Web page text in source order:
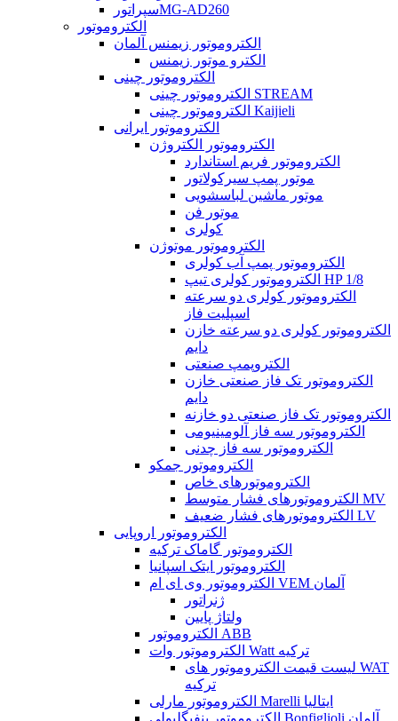
سپراتورMG-AD260
الکتروموتور
الکتروموتور زیمنس آلمان
الکترو موتور زیمنس
الکتروموتور چینی
الکتروموتور چینی STREAM
الکتروموتور چینی Kaijieli
الکتروموتور ایرانی
الکتروموتور الکتروژن
الکتروموتور فریم استاندارد
موتور پمپ سیرکولاتور
موتور ماشین لباسشویی
موتور فن
کولری
الکتروموتور موتوژن
الکتروموتور پمپ آب کولری
الکتروموتور کولری تیپ HP 1/8
الکتروموتور کولری دو سرعته
اسپلیت فاز
الکتروموتور کولری دو سرعته خازن
دایم
الکتروپمپ صنعتی
الکتروموتور تک فاز صنعتی خازن
دایم
الکتروموتور تک فاز صنعتی دو خازنه
الکتروموتور سه فاز آلومینیومی
الکتروموتور سه فاز چدنی
الکتروموتور جمکو
الکتروموتورهای خاص
الکتروموتورهای فشار متوسط MV
الکتروموتورهای فشار ضعیف LV
الکتروموتور اروپایی
الکتروموتور گاماک ترکیه
الکتروموتور ایتک اسپانیا
الکتروموتور وی ای ام VEM آلمان
ژنراتور
ولتاژ پایین
الکتروموتور ABB
الکتروموتور وات Watt ترکیه
لیست قیمت الکتروموتور های WAT
ترکیه
الکتروموتور مارلی Marelli ایتالیا
الکتروموتور بنفیگلیولی Bonfiglioli آلمان